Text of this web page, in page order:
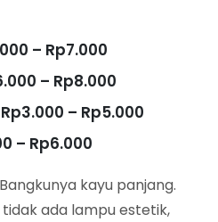
– Rp7.000
– Rp8.000
Rp3.000 – Rp5.000
– Rp6.000
kayu panjang.
ada lampu estetik,